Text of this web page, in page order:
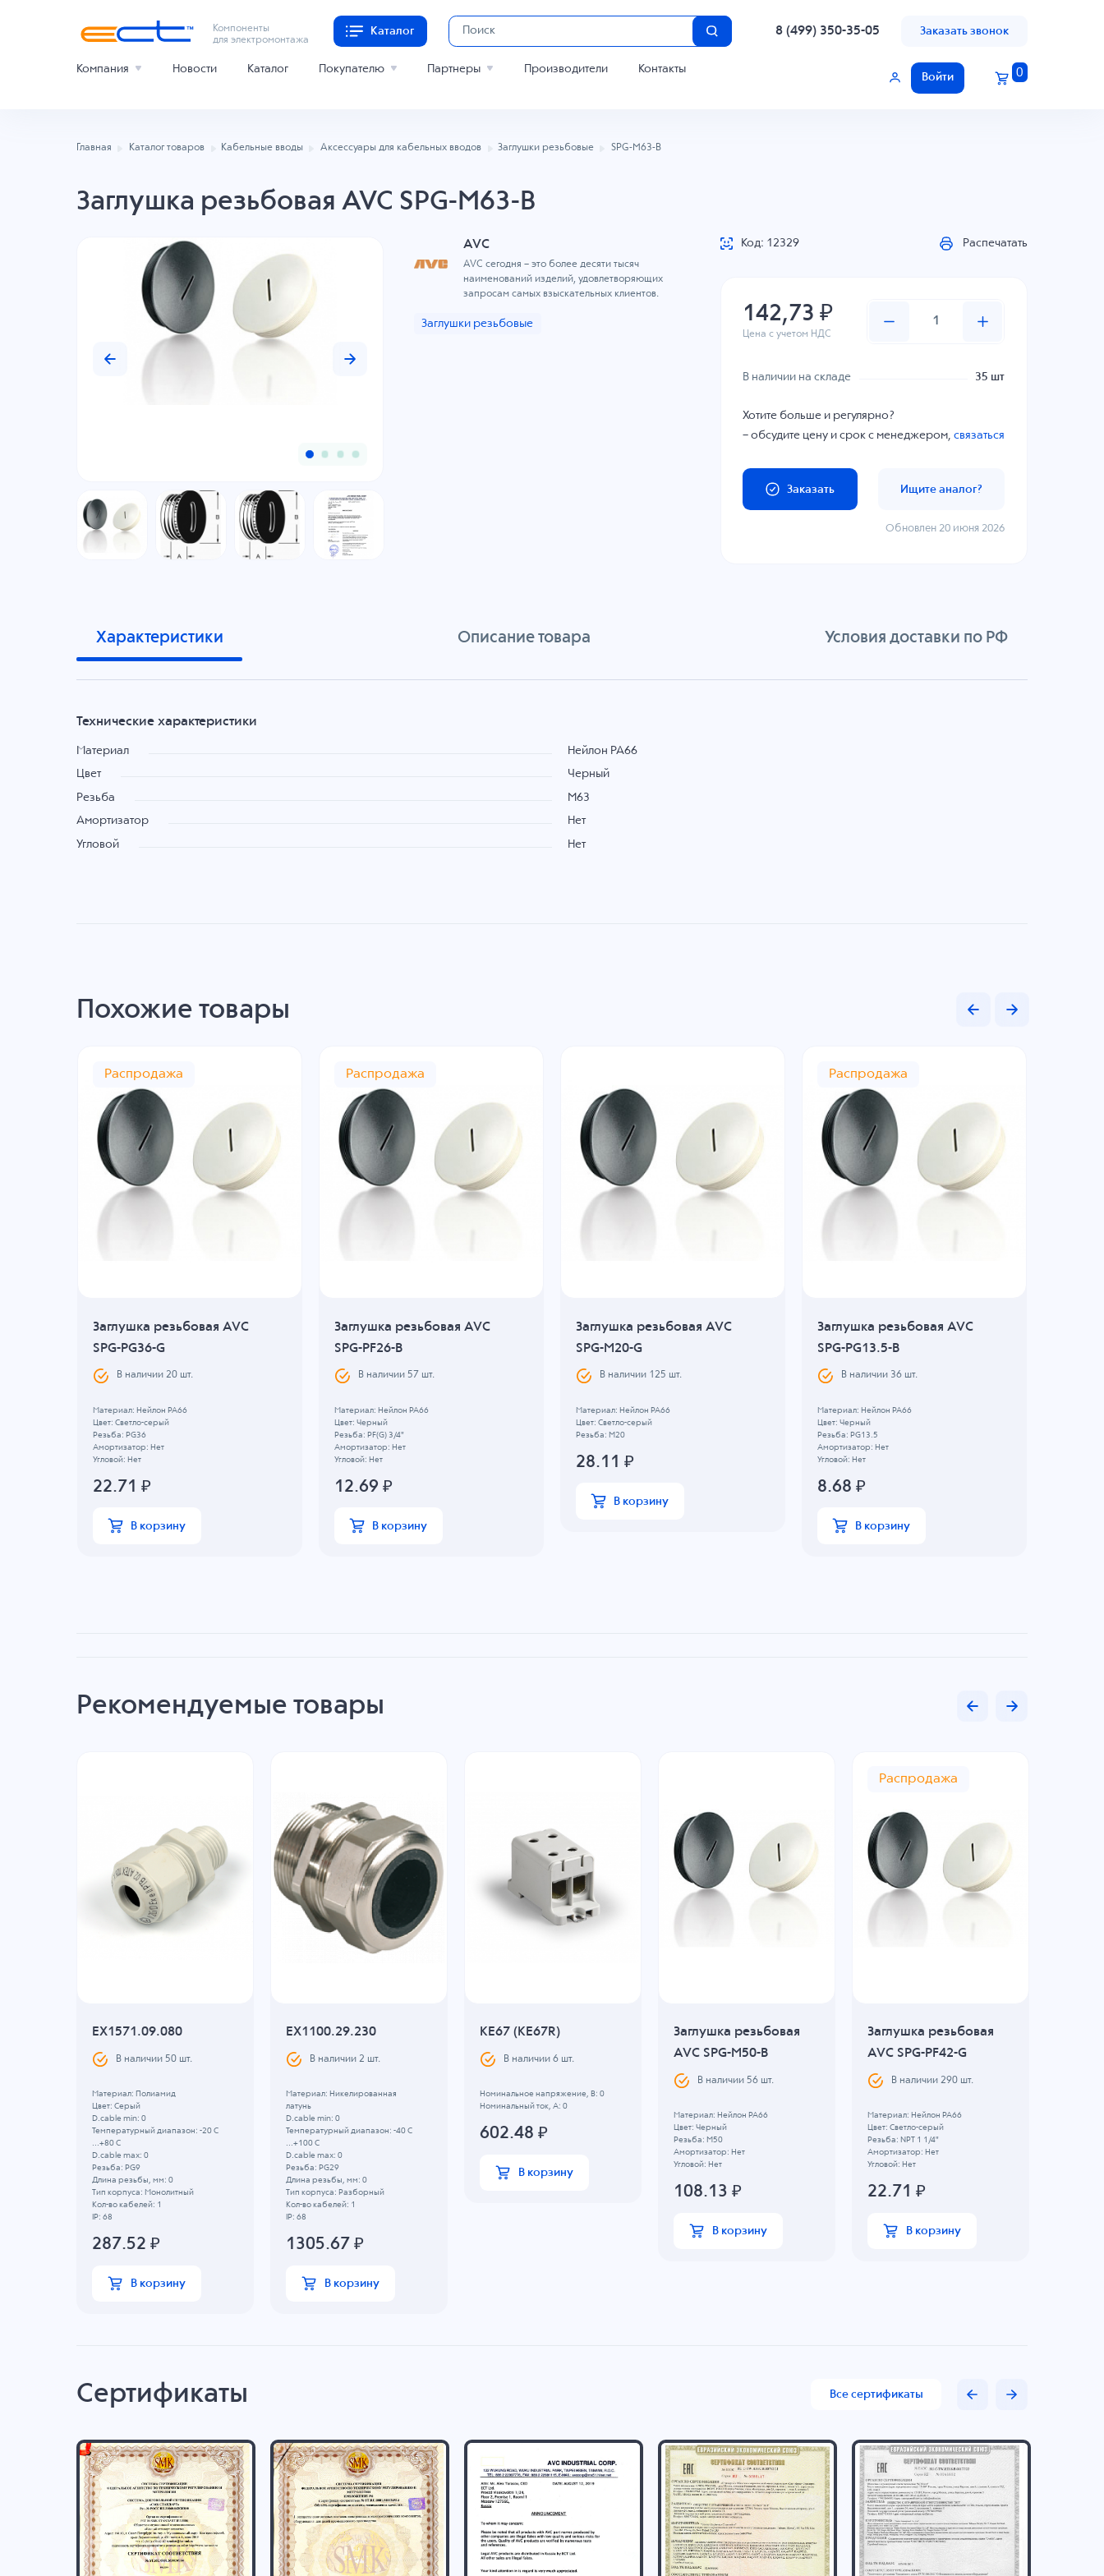
Компоненты
для электромонтажа
Каталог 8 (499) 350-35-05 Заказать звонок
Компания Новости Каталог Покупателю Партнеры Производители Контакты
Войти 0
Главная Каталог товаров Кабельные вводы Аксессуары для кабельных вводов Заглушки резьбовые SPG-M63-B
Заглушка резьбовая AVC SPG-M63-B
AVC
AVC сегодня – это более десяти тысяч
наименований изделий, удовлетворяющих
запросам самых взыскательных клиентов.
Заглушки резьбовые
Код: 12329 Распечатать
142,73 ₽
Цена с учетом НДС
В наличии на складе 35 шт
Хотите больше и регулярно?
– обсудите цену и срок с менеджером,связаться
Заказать Ищите аналог?
Обновлен 20 июня 2026
Характеристики Описание товара Условия доставки по РФ
Технические характеристики
Материал Нейлон PA66
Цвет Черный
Резьба M63
Амортизатор Нет
Угловой Нет
Похожие товары
Распродажа
Заглушка резьбовая AVC
SPG-PG36-G
В наличии 20шт.
Материал: Нейлон PA66
Цвет: Светло-серый
Резьба: PG36
Амортизатор: Нет
Угловой: Нет
22.71 ₽
В корзину
Распродажа
Заглушка резьбовая AVC
SPG-PF26-B
В наличии 57 шт.
Материал: Нейлон PA66
Цвет: Черный
Резьба: PF(G) 3/4"
Амортизатор: Нет
Угловой: Нет
12.69 ₽
В корзину
Заглушка резьбовая AVC
SPG-M20-G
В наличии 125 шт.
Материал: Нейлон PA66
Цвет: Светло-серый
Резьба: M20
28.11 ₽
В корзину
Распродажа
Заглушка резьбовая AVC
SPG-PG13.5-B
В наличии 36шт.
Материал: Нейлон PA66
Цвет: Черный
Резьба: PG13.5
Амортизатор: Нет
Угловой: Нет
8.68 ₽
В корзину
Рекомендуемые товары
EX1571.09.080
В наличии 50 шт.
Материал: Полиамид
Цвет: Серый
D.cable min: 0
Температурный диапазон: -20 C
...+80 C
D.cable max: 0
Резьба: PG9
Длина резьбы, мм: 0
Тип корпуса: Монолитный
Кол-во кабелей: 1
IP: 68
287.52 ₽
В корзину
EX1100.29.230
В наличии2 шт.
Материал: Никелированная
латунь
D.cable min: 0
Температурный диапазон: -40 C
...+100 C
D.cable max: 0
Резьба: PG29
Длина резьбы, мм: 0
Тип корпуса: Разборный
Кол-во кабелей: 1
IP: 68
1305.67 ₽
В корзину
KE67 (KE67R)
В наличии6 шт.
Номинальное напряжение, B: 0
Номинальный ток, А: 0
602.48 ₽
В корзину
Заглушка резьбовая
AVC SPG-M50-B
В наличии 56 шт.
Материал: Нейлон PA66
Цвет: Черный
Резьба: M50
Амортизатор: Нет
Угловой: Нет
108.13 ₽
В корзину
Распродажа
Заглушка резьбовая
AVC SPG-PF42-G
В наличии290 шт.
Материал: Нейлон PA66
Цвет: Светло-серый
Резьба: NPT 1 1/4"
Амортизатор: Нет
Угловой: Нет
22.71 ₽
В корзину
Сертификаты Все сертификаты